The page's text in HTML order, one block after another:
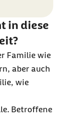
in diese
Familie wie
aber auch
wie
Betroffene